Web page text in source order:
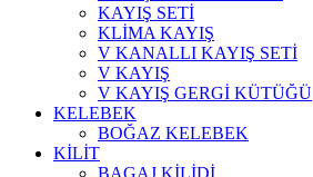
KAYIŞ SETİ
KLİMA KAYIŞ
V KANALLI KAYIŞ SETİ
V KAYIŞ
V KAYIŞ GERGİ KÜTÜĞÜ
KELEBEK
BOĞAZ KELEBEK
KİLİT